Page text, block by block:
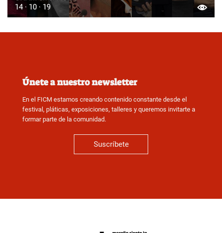
14 · 10 · 19
Únete a nuestro newsletter
En el FICM estamos creando contenido constante desde el
festival, pláticas, exposiciones, talleres y queremos invitarte a
formar parte de la comunidad.
Suscríbete